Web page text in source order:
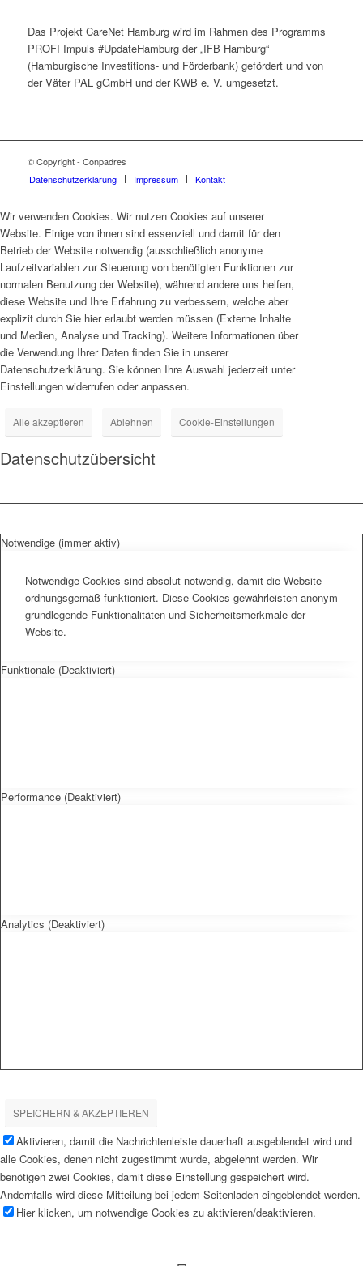
Das Projekt CareNet Hamburg wird im Rahmen des Programms
PROFI Impuls #UpdateHamburg der „IFB Hamburg“
(Hamburgische Investitions- und Förderbank) gefördert und von
der Väter PAL gGmbH und der KWB e. V. umgesetzt.
© Copyright - Conpadres
Datenschutzerklärung
Impressum Kontakt
Wir verwenden Cookies. Wir nutzen Cookies auf unserer
Website. Einige von ihnen sind essenziell und damit für den
Betrieb der Website notwendig (ausschließlich anonyme
Laufzeitvariablen zur Steuerung von benötigten Funktionen zur
normalen Benutzung der Website), während andere uns helfen,
diese Website und Ihre Erfahrung zu verbessern, welche aber
explizit durch Sie hier erlaubt werden müssen (Externe Inhalte
und Medien, Analyse und Tracking). Weitere Informationen über
die Verwendung Ihrer Daten finden Sie in unserer
Datenschutzerklärung. Sie können Ihre Auswahl jederzeit unter
Einstellungen widerrufen oder anpassen.
Alle akzeptieren Ablehnen Cookie-Einstellungen
Datenschutzübersicht
Notwendige (immer aktiv)
Notwendige Cookies sind absolut notwendig, damit die Website
ordnungsgemäß funktioniert. Diese Cookies gewährleisten anonym
grundlegende Funktionalitäten und Sicherheitsmerkmale der
Website.
Funktionale (Deaktiviert)
Performance (Deaktiviert)
Analytics (Deaktiviert)
SPEICHERN & AKZEPTIEREN
Aktivieren, damit die Nachrichtenleiste dauerhaft ausgeblendet wird und
alle Cookies, denen nicht zugestimmt wurde, abgelehnt werden. Wir
benötigen zwei Cookies, damit diese Einstellung gespeichert wird.
Andernfalls wird diese Mitteilung bei jedem Seitenladen eingeblendet werden.
Hier klicken, um notwendige Cookies zu aktivieren/deaktivieren.